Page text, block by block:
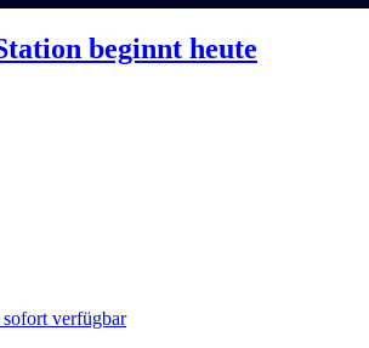
beginnt heute
verfügbar